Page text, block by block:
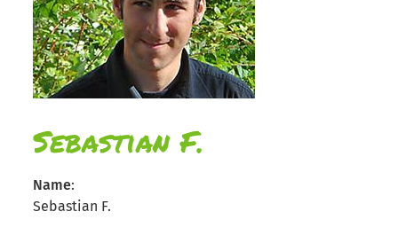
Sebastian F.
Name:
Sebastian F.